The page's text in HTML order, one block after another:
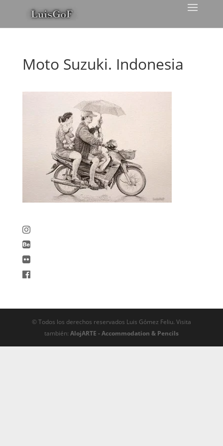
Moto Suzuki. Indonesia
© Todos los derechos reservados Luis Gómez Feliu. Visita
también: AlojARTE - Accommodation & Pencils